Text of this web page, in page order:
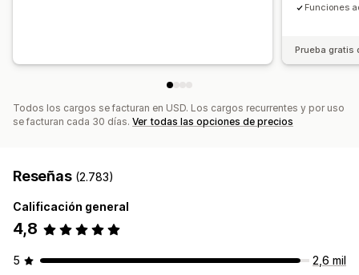
Rendimiento de recomendaciones
Sugerencias de optimización
Funciones
Prueba gratis
Todos los cargos se facturan en USD. Los cargos recurrentes y por uso
se facturan cada 30 días. Ver todas las opciones de precios
Reseñas (2.783)
Calificación general
4,8
5
2,6 mil